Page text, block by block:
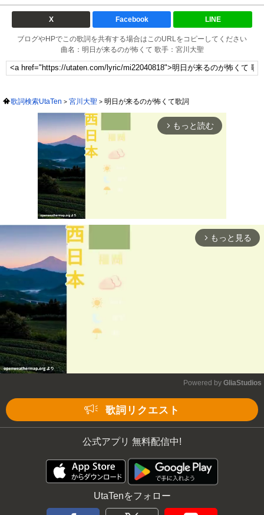
X Facebook LINE
ブログやHPでこの歌詞を共有する場合はこのURLをコピーしてください
曲名：明日が来るのが怖くて 歌手：宮川大聖
歌詞検索UtaTen 宮川大聖 明日が来るのが怖くて歌詞
arrow_forward_ios もっと読む
arrow_forward_ios もっと見る
Powered by GliaStudios
歌詞リクエスト
公式アプリ 無料配信中!
UtaTenをフォロー